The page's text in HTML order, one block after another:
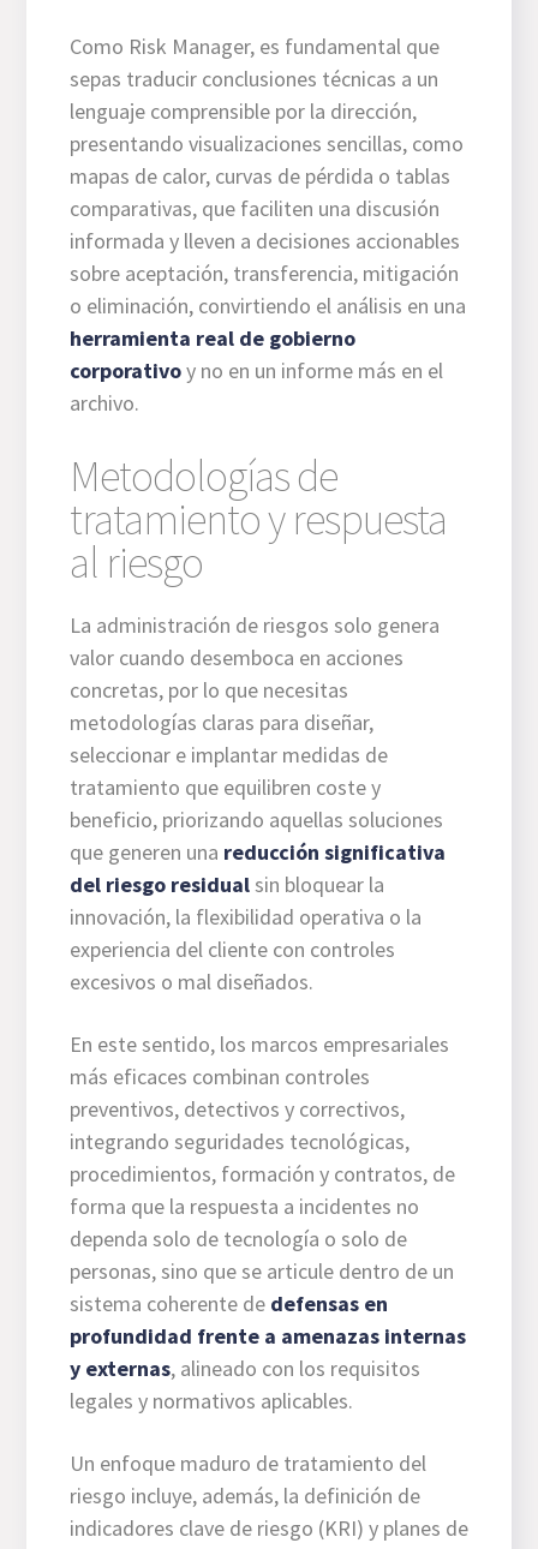
Como Risk Manager, es fundamental que
sepas traducir conclusiones técnicas a un
lenguaje comprensible por la dirección,
presentando visualizaciones sencillas, como
mapas de calor, curvas de pérdida o tablas
comparativas, que faciliten una discusión
informada y lleven a decisiones accionables
sobre aceptación, transferencia, mitigación
o eliminación, convirtiendo el análisis en una
herramienta real de gobierno
corporativoy no en un informe más en el
archivo.
Metodologías de
tratamiento y respuesta
al riesgo
La administración de riesgos solo genera
valor cuando desemboca en acciones
concretas, por lo que necesitas
metodologías claras para diseñar,
seleccionar e implantar medidas de
tratamiento que equilibren coste y
beneficio, priorizando aquellas soluciones
que generen una reducción significativa
del riesgo residualsin bloquear la
innovación, la flexibilidad operativa o la
experiencia del cliente con controles
excesivos o mal diseñados.
En este sentido, los marcos empresariales
más eficaces combinan controles
preventivos, detectivos y correctivos,
integrando seguridades tecnológicas,
procedimientos, formación y contratos, de
forma que la respuesta a incidentes no
dependa solo de tecnología o solo de
personas, sino que se articule dentro de un
sistema coherente de defensas en
profundidad frente a amenazas internas
y externas, alineado con los requisitos
legales y normativos aplicables.
Un enfoque maduro de tratamiento del
riesgo incluye, además, la definición de
indicadores clave de riesgo (KRI) y planes de